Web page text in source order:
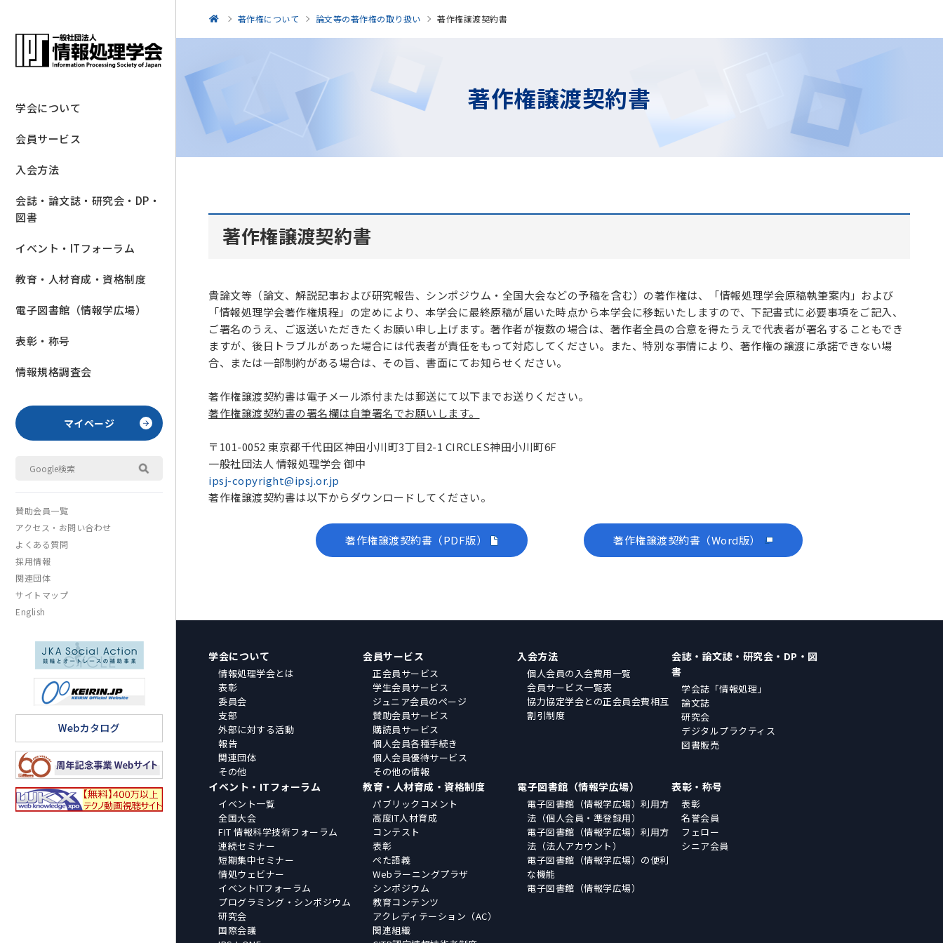
学会について
会員サービス
入会方法
会誌・論文誌・研究会・DP・
図書
イベント・ITフォーラム
教育・人材育成・資格制度
電子図書館（情報学広場）
表彰・称号
情報規格調査会
マイページ
賛助会員一覧
アクセス・お問い合わせ
よくある質問
採用情報
関連団体
サイトマップ
English
著作権について 論文等の著作権の取り扱い 著作権譲渡契約書
著作権譲渡契約書
著作権譲渡契約書
貴論文等（論文、解説記事および研究報告、シンポジウム・全国大会などの予稿を含む）の著作権は、「情報処理学会原稿執筆案内」および
「情報処理学会著作権規程」の定めにより、本学会に最終原稿が届いた時点から本学会に移転いたしますので、下記書式に必要事項をご記入、
ご署名のうえ、ご返送いただきたくお願い申し上げます。著作者が複数の場合は、著作者全員の合意を得たうえで代表者が署名することもでき
ますが、後日トラブルがあった場合には代表者が責任をもって対応してください。また、特別な事情により、著作権の譲渡に承諾できない場
合、または一部制約がある場合は、その旨、書面にてお知らせください。
著作権譲渡契約書は電子メール添付または郵送にて以下までお送りください。
著作権譲渡契約書の署名欄は自筆署名でお願いします。
〒101-0052 東京都千代田区神田小川町3丁目2-1 CIRCLES神田小川町6F
一般社団法人 情報処理学会 御中
ipsj-copyright@ipsj.or.jp
著作権譲渡契約書は以下からダウンロードしてください。
著作権譲渡契約書（PDF版） 著作権譲渡契約書（Word版）
学会について
情報処理学会とは
表彰
委員会
支部
外部に対する活動
報告
関連団体
その他
会員サービス
正会員サービス
学生会員サービス
ジュニア会員のページ
賛助会員サービス
購読員サービス
個人会員各種手続き
個人会員優待サービス
その他の情報
入会方法
個人会員の入会費用一覧
会員サービス一覧表
協力協定学会との正会員会費相互
割引制度
会誌・論文誌・研究会・DP・図
書
学会誌「情報処理」
論文誌
研究会
デジタルプラクティス
図書販売
イベント・ITフォーラム
イベント一覧
全国大会
FIT 情報科学技術フォーラム
連続セミナー
短期集中セミナー
情処ウェビナー
イベントITフォーラム
プログラミング・シンポジウム
研究会
国際会議
教育・人材育成・資格制度
パブリックコメント
高度IT人材育成
コンテスト
表彰
ぺた語義
Webラーニングプラザ
シンポジウム
教育コンテンツ
アクレディテーション（AC）
関連組織
電子図書館（情報学広場）
電子図書館（情報学広場）利用方
法（個人会員・準登録用）
電子図書館（情報学広場）利用方
法（法人アカウント）
電子図書館（情報学広場）の便利
な機能
電子図書館（情報学広場）
表彰・称号
表彰
名誉会員
フェロー
シニア会員